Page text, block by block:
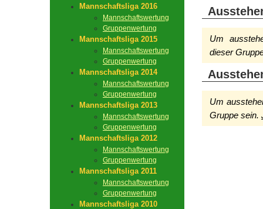
Mannschaftsliga 2016
Mannschaftswertung
Gruppenwertung
Mannschaftsliga 2015
Mannschaftswertung
Gruppenwertung
Mannschaftsliga 2014
Mannschaftswertung
Gruppenwertung
Mannschaftsliga 2013
Mannschaftswertung
Gruppenwertung
Mannschaftsliga 2012
Mannschaftswertung
Gruppenwertung
Mannschaftsliga 2011
Mannschaftswertung
Gruppenwertung
Mannschaftsliga 2010
Um
dieser
Um
Gruppe sein.